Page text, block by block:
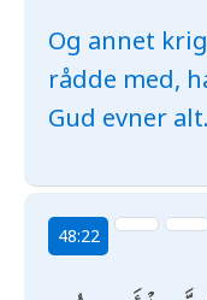
Og annet
rådde med,
Gud evner alt.
48:22